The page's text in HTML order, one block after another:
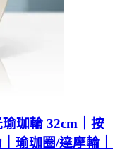
珈輪 32cm｜按
瑜珈圈/達摩輪｜